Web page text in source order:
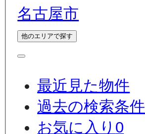
名古屋市
他のエリアで探す
最近見た物件
過去の検索条件
お気に入り 0